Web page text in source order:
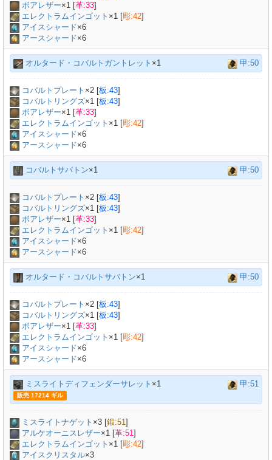
ボアレザー×1 [革:33]
エレクトラムインゴット ×1 [彫:42]
アイスシャード×6
アースシャード×6
オルタード・コバルトガントレット ×1 甲:50
コバルトプレート ×2 [板:43]
コバルトリングズ×1 [板:43]
ボアレザー×1 [革:33]
エレクトラムインゴット ×1 [彫:42]
アイスシャード×6
アースシャード×6
コバルトサバトン×1 甲:50
コバルトプレート ×2 [板:43]
コバルトリングズ×1 [板:43]
ボアレザー×1 [革:33]
エレクトラムインゴット ×1 [彫:42]
アイスシャード×6
アースシャード×6
オルタード・コバルトサバトン×1 甲:50
コバルトプレート ×2 [板:43]
コバルトリングズ×1 [板:43]
ボアレザー×1 [革:33]
エレクトラムインゴット ×1 [彫:42]
アイスシャード×6
アースシャード×6
ミスライトディフェンダーサレット ×1 甲:51
販売 17214 ギル
ミスライトナゲット ×3 [鍛:51]
アルケオーニスレザー×1 [革:51]
エレクトラムインゴット ×1 [彫:42]
アイスクリスタル×3